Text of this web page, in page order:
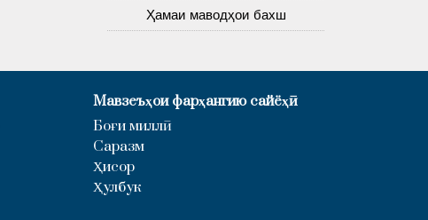
Ҳамаи маводҳои бахш
Мавзеъҳои фарҳангию сайёҳӣ
Боғи миллӣ
Саразм
Ҳисор
Ҳулбук